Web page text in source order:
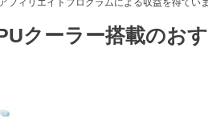
クーラー搭載のお